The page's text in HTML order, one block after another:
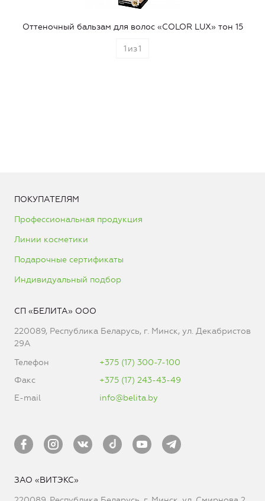
Оттеночный бальзам для волос «COLOR LUX» тон 15
1 из1
ПОКУПАТЕЛЯМ
Профессиональная продукция
Линии косметики
Подарочные сертификаты
Индивидуальный подбор
СП «БЕЛИТА» ООО
220089, Республика Беларусь, г. Минск, ул. Декабристов
29А
Телефон
+375 (17) 300-7-100
Факс
+375 (17) 243-43-49
E-mail
info@belita.by
ЗАО «ВИТЭКС»